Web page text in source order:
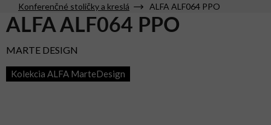
Konferenčné stoličky a kreslá
ALFA ALF064 PPO
ALFA ALF064 PPO
MARTE DESIGN
Kolekcia ALFA MarteDesign